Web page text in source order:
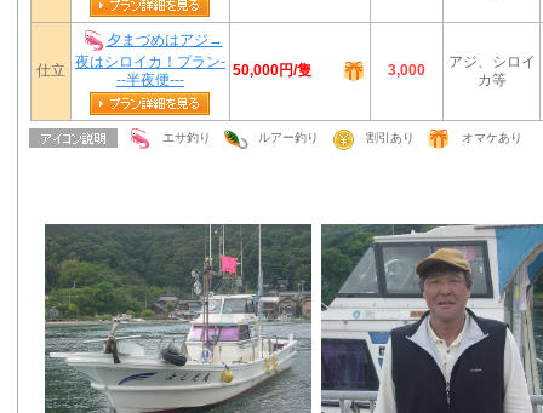
仕立
夕まづめはアジ→
夜はシロイカ！プラン-
--半夜便---
50,000円/隻 3,000
アジ、シロイ
カ等
エサ釣り ルアー釣り 割引あり オマケあり